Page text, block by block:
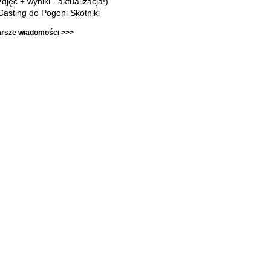
do Pogoni Skotniki
wiadomości >>>